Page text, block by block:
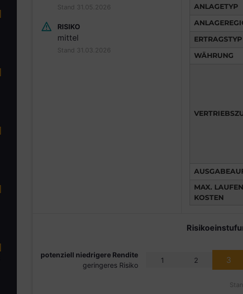
Stand 31.05.2026
RISIKO
mittel
Stand 31.03.2026
ANLAGETYP
ERTRAGSTYP
WÄHRUNG
MAX.
KOSTEN
potenziell niedrigere Rendite
geringeres Risiko
1 2 3